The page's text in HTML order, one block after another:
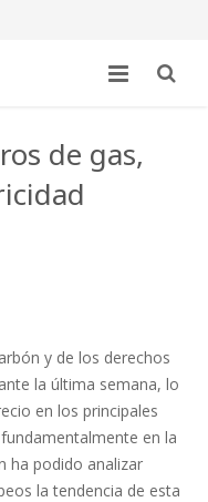
de gas,
y de los derechos
la última semana, lo
en los principales
en la
ha podido analizar
la tendencia de esta